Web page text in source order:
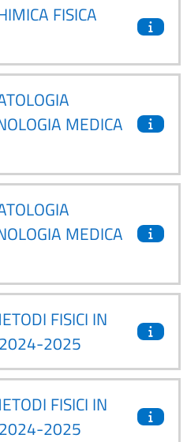
FISICA
MEDICA
MEDICA
FISICI IN
2024-2025
FISICI IN
2024-2025